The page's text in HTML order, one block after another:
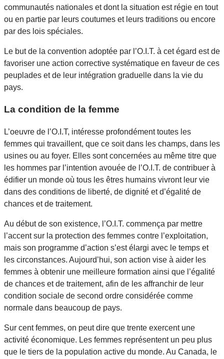
communautés nationales et dont la situation est régie en tout
ou en partie par leurs coutumes et leurs traditions ou encore
par des lois spéciales.
Le but de la convention adoptée par l’O.I.T. à cet égard est de
favoriser une action corrective systématique en faveur de ces
peuplades et de leur intégration graduelle dans la vie du
pays.
La condition de la femme
L’oeuvre de l’O.I.T, intéresse profondément toutes les
femmes qui travaillent, que ce soit dans les champs, dans les
usines ou au foyer. Elles sont concernées au même titre que
les hommes par l’intention avouée de l’O.I.T. de contribuer à
édifier un monde où tous les êtres humains vivront leur vie
dans des conditions de liberté, de dignité et d’égalité de
chances et de traitement.
Au début de son existence, l’O.I.T. commença par mettre
l’accent sur la protection des femmes contre l’exploitation,
mais son programme d’action s’est élargi avec le temps et
les circonstances. Aujourd’hui, son action vise à aider les
femmes à obtenir une meilleure formation ainsi que l’égalité
de chances et de traitement, afin de les affranchir de leur
condition sociale de second ordre considérée comme
normale dans beaucoup de pays.
Sur cent femmes, on peut dire que trente exercent une
activité économique. Les femmes représentent un peu plus
que le tiers de la population active du monde. Au Canada, le